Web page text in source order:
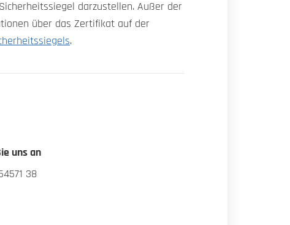
darzustellen. Außer der
über das Zertifikat auf der
.
uns an
38